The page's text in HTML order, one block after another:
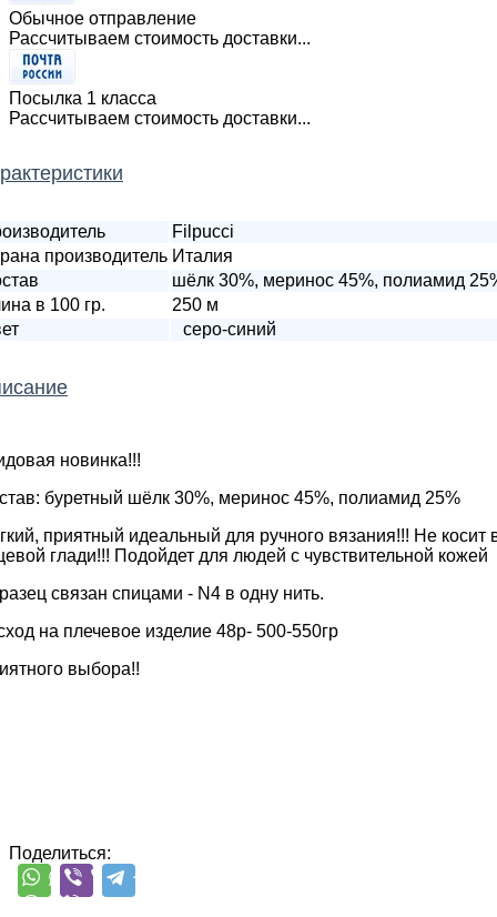
Обычное отправление
Рассчитываем стоимость доставки...
Посылка 1 класса
Рассчитываем стоимость доставки...
Filpucci
производитель Италия
шёлк 30%, меринос 45%, полиамид
в 100 гр.
250 м
серо-синий
новинка!!!
буретный шёлк 30%, меринос 45%, полиамид 25%
приятный идеальный для ручного вязания!!! Не косит
глади!!! Подойдет для людей с чувствительной кожей
связан спицами - N4 в одну нить.
на плечевое изделие 48р- 500-550гр
выбора!!
Поделиться: